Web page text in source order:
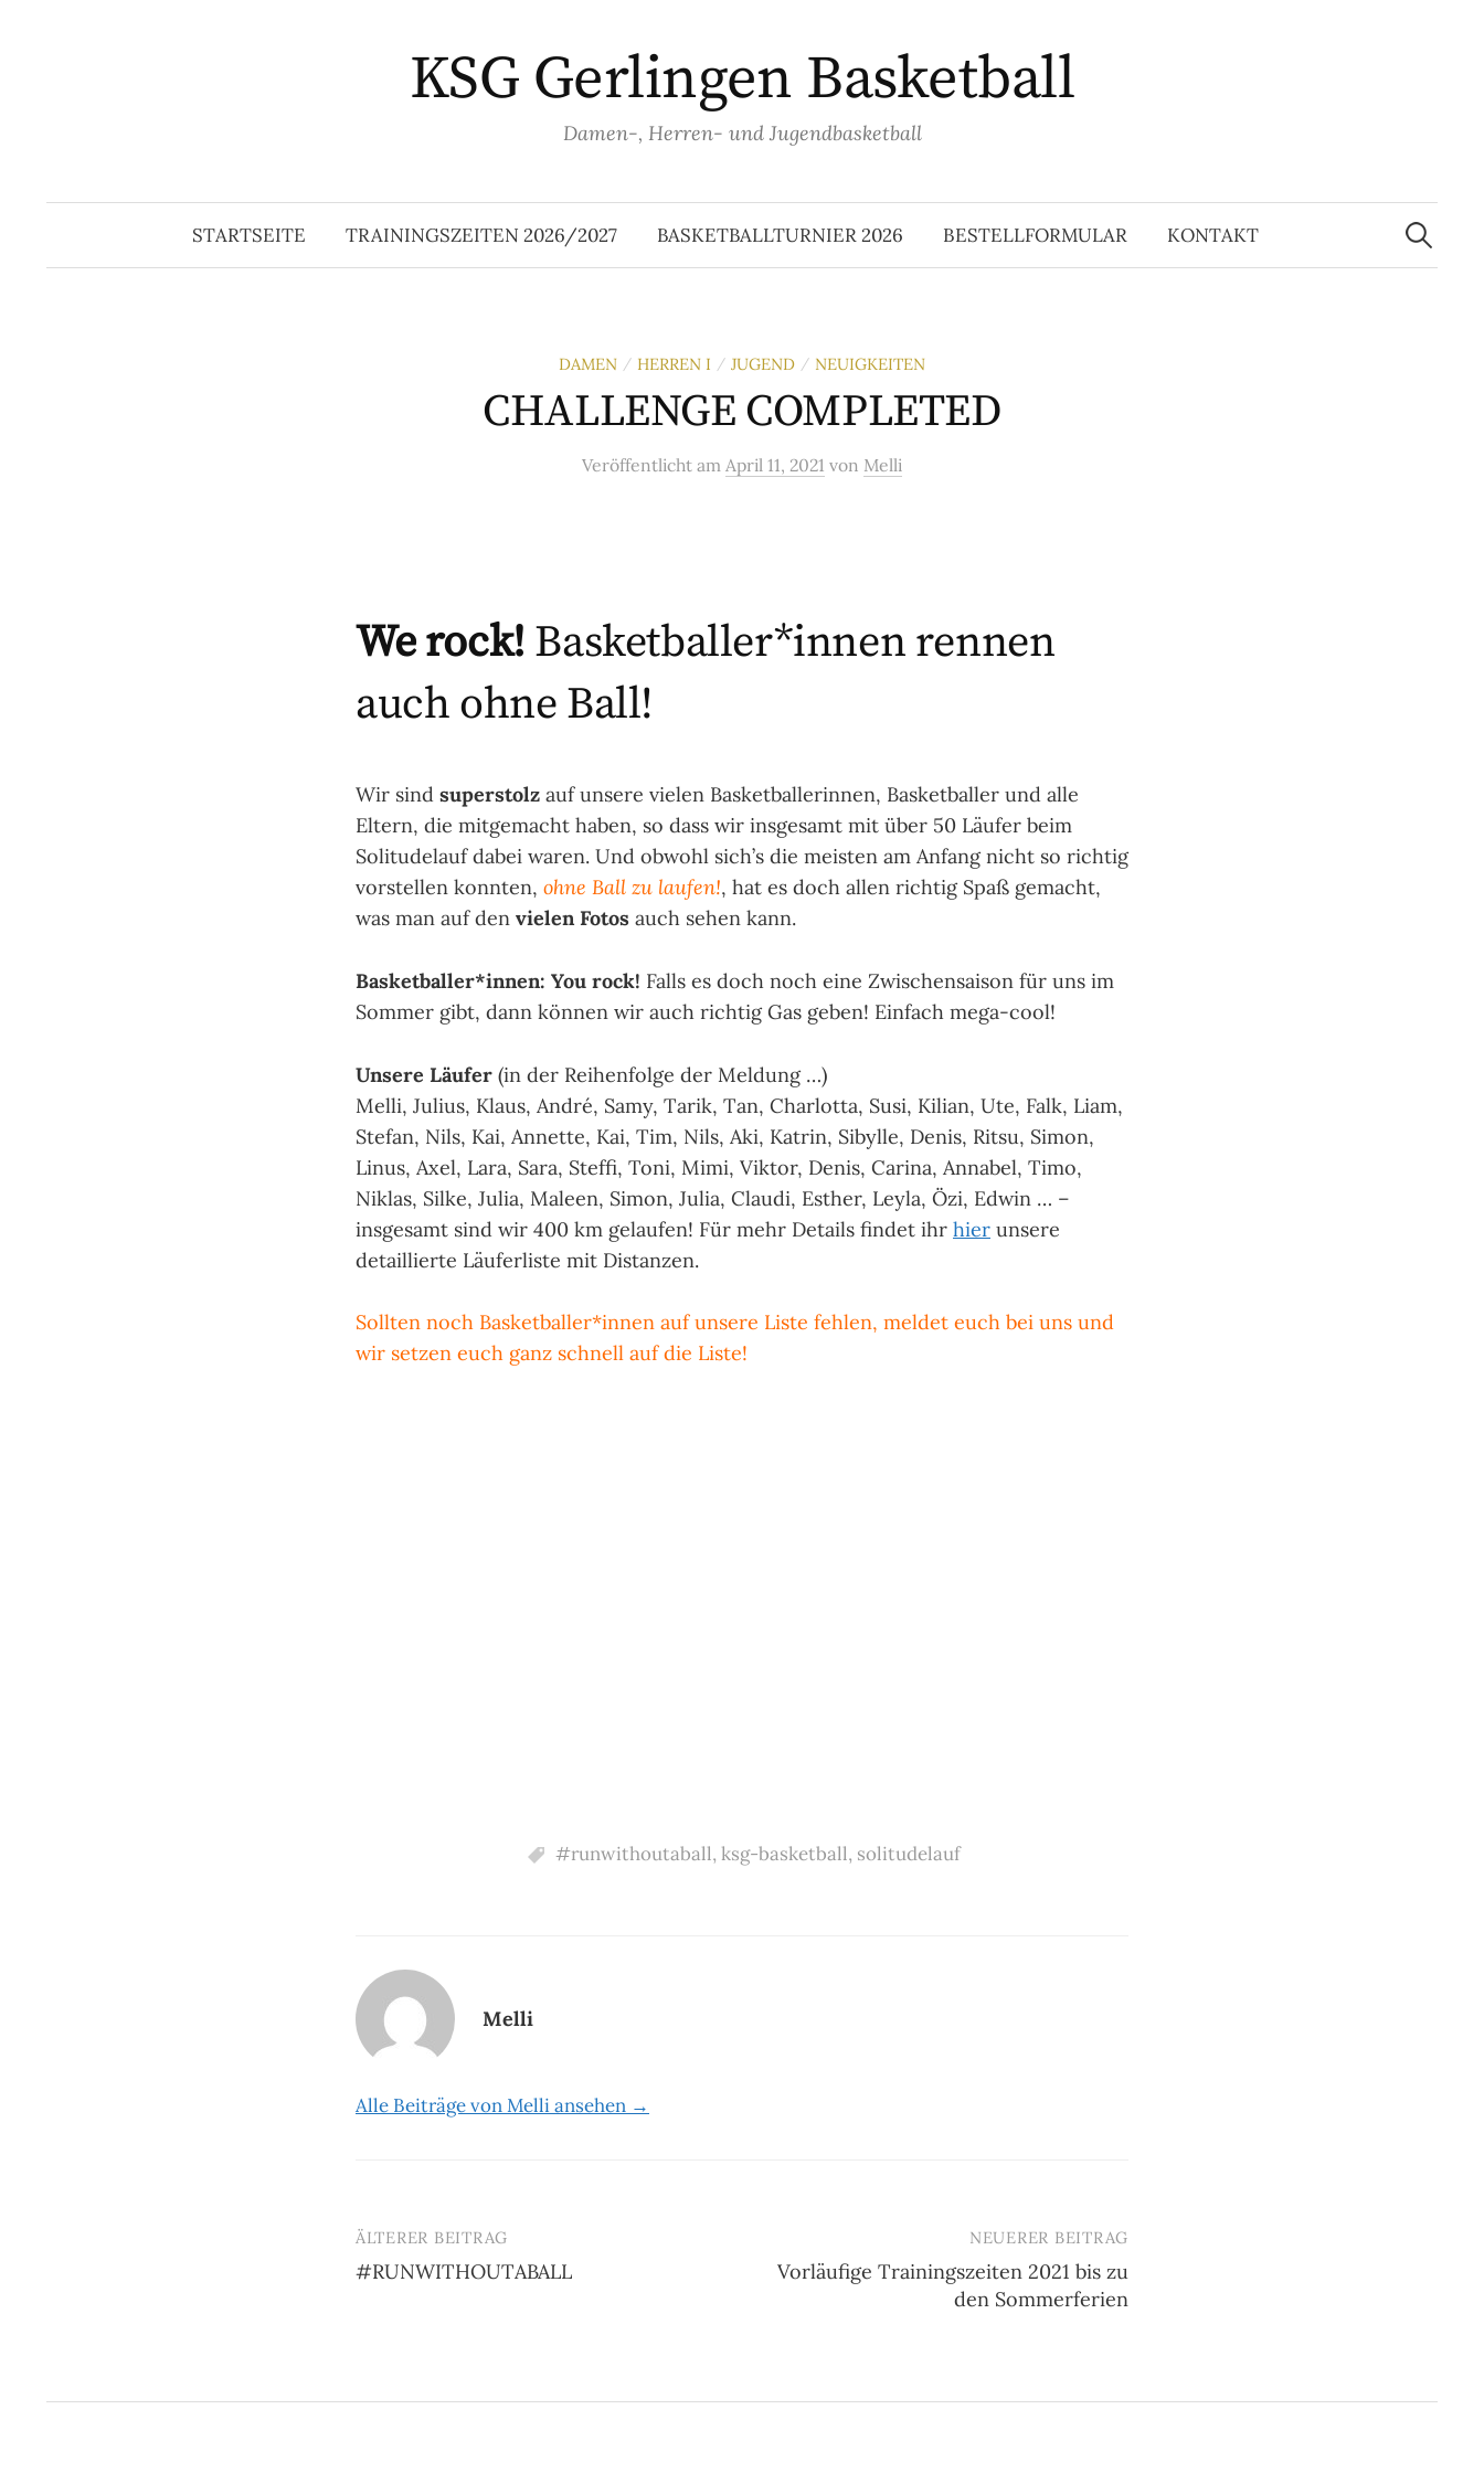
KSG Gerlingen Basketball
Damen-, Herren- und Jugendbasketball
STARTSEITE TRAININGSZEITEN 2026/2027 BASKETBALLTURNIER 2026 BESTELLFORMULAR KONTAKT
Suchen
nach:
DAMEN / HERREN I / JUGEND / NEUIGKEITEN
CHALLENGE COMPLETED
Veröffentlicht am April 11, 2021 von Melli
We rock! Basketballer*innen rennen
auch ohne Ball!
Wir sind superstolz auf unsere vielen Basketballerinnen, Basketballer und alle
Eltern, die mitgemacht haben, so dass wir insgesamt mit über 50 Läufer beim
Solitudelauf dabei waren. Und obwohl sich’s die meisten am Anfang nicht so richtig
vorstellen konnten, ohne Ball zu laufen!, hat es doch allen richtig Spaß gemacht,
was man auf den vielen Fotos auch sehen kann.
Basketballer*innen: You rock! Falls es doch noch eine Zwischensaison für uns im
Sommer gibt, dann können wir auch richtig Gas geben! Einfach mega-cool!
Unsere Läufer (in der Reihenfolge der Meldung …)
Melli, Julius, Klaus, André, Samy, Tarik, Tan, Charlotta, Susi, Kilian, Ute, Falk, Liam,
Stefan, Nils, Kai, Annette, Kai, Tim, Nils, Aki, Katrin, Sibylle, Denis, Ritsu, Simon,
Linus, Axel, Lara, Sara, Steffi, Toni, Mimi, Viktor, Denis, Carina, Annabel, Timo,
Niklas, Silke, Julia, Maleen, Simon, Julia, Claudi, Esther, Leyla, Özi, Edwin … –
insgesamt sind wir 400 km gelaufen! Für mehr Details findet ihr hier unsere
detaillierte Läuferliste mit Distanzen.
Sollten noch Basketballer*innen auf unsere Liste fehlen, meldet euch bei uns und
wir setzen euch ganz schnell auf die Liste!
#runwithoutaball, ksg-basketball, solitudelauf
Melli
Alle Beiträge von Melli ansehen →
Beitrags-
Navigation
ÄLTERER BEITRAG
#RUNWITHOUTABALL
NEUERER BEITRAG
Vorläufige Trainingszeiten 2021 bis zu
den Sommerferien